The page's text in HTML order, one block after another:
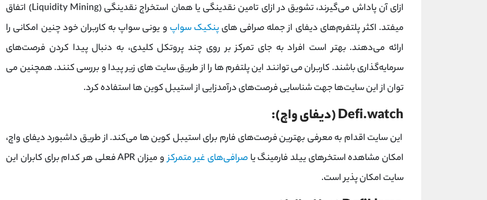
ازای آن پاداش می‌گیرند، تشویق در ازای تامین نقدینگی یا همان استخراج نقدینگی (Liquidity Mining) اتفاق
میفتد. اکثر پلتفرم‌های دیفای از جمله صرافی‌ هایپنکیک سواپ و یونی سواپ به کاربران خود چنین امکانی را
ارائه می‌دهند. بهتر است افراد به جای تمرکز بر روی چند پروتکل‌ کلیدی، به دنبال پیدا کردن فرصت‌های
سرمایه‌گذاری باشند. کاربران می توانند این پلتفرم‌ ها را از طریق سایت های زیر پیدا و بررسی کنند. همچنین می
توان از این سایت‌ها جهت شناسایی فرصت‌های درآمدزایی از استیبل کوین‌ ها استفاده کرد.
Defi.watch (دیفای واچ):
این سایت اقدام به معرفی بهترین فرصت‌های فارم برای استیبل کوین‌ ها می‌کند. از طریق داشبورد دیفای واچ،
امکان مشاهده استخرهای ییلد فارمینگ یاصرافی‌های غیر متمرکز
و میزان APR فعلی هر کدام برای کابران این
سایت امکان پذیر است.